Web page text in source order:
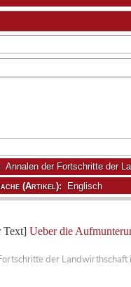
Text] Ueber die
der
Annalen der Fortschritte der
(Artikel): Englisch